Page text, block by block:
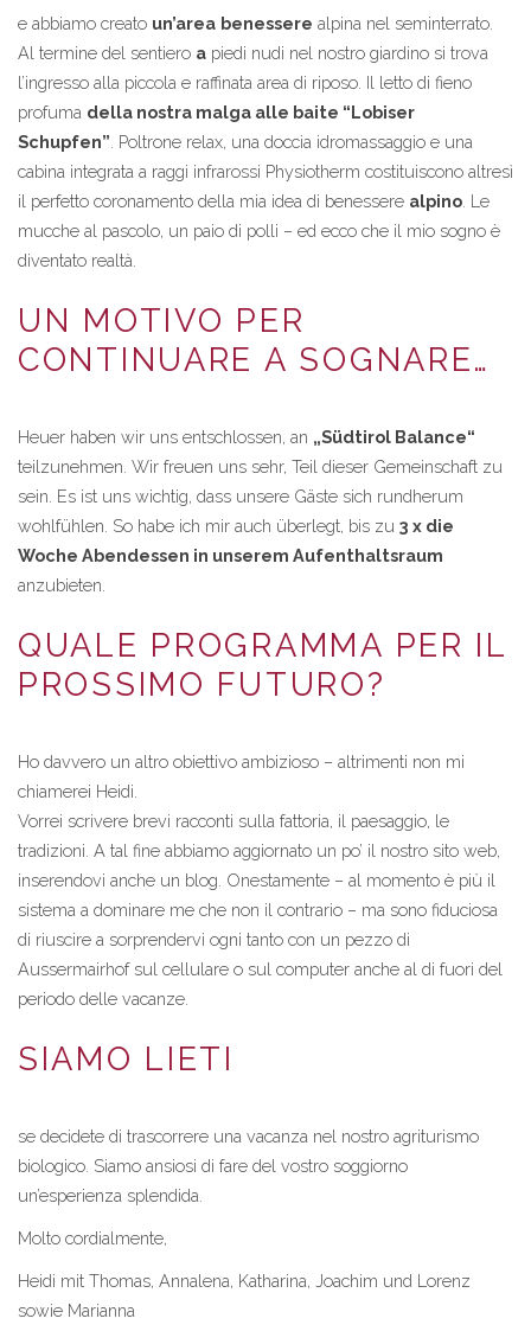
e abbiamo creato un’area benessere alpina nel seminterrato.
Al termine del sentiero a piedi nudi nel nostro giardino si trova
l’ingresso alla piccola e raffinata area di riposo. Il letto di fieno
profuma della nostra malga alle baite “Lobiser
Schupfen” . Poltrone relax, una doccia idromassaggio e una
cabina integrata a raggi infrarossi Physiotherm costituiscono altresì
il perfetto coronamento della mia idea di benessere alpino . Le
mucche al pascolo, un paio di polli – ed ecco che il mio sogno è
diventato realtà.
UN MOTIVO PER
CONTINUARE A SOGNARE…
Heuer haben wir uns entschlossen, an „Südtirol Balance“
teilzunehmen. Wir freuen uns sehr, Teil dieser Gemeinschaft zu
sein. Es ist uns wichtig, dass unsere Gäste sich rundherum
wohlfühlen. So habe ich mir auch überlegt, bis zu 3 x die
Woche Abendessen in unserem Aufenthaltsraum
anzubieten.
QUALE PROGRAMMA PER IL
PROSSIMO FUTURO?
Ho davvero un altro obiettivo ambizioso – altrimenti non mi
chiamerei Heidi.
Vorrei scrivere brevi racconti sulla fattoria, il paesaggio, le
tradizioni. A tal fine abbiamo aggiornato un po’ il nostro sito web,
inserendovi anche un blog. Onestamente – al momento è più il
sistema a dominare me che non il contrario – ma sono fiduciosa
di riuscire a sorprendervi ogni tanto con un pezzo di
Aussermairhof sul cellulare o sul computer anche al di fuori del
periodo delle vacanze.
SIAMO LIETI
se decidete di trascorrere una vacanza nel nostro agriturismo
biologico. Siamo ansiosi di fare del vostro soggiorno
un’esperienza splendida.
Molto cordialmente,
Heidi mit Thomas, Annalena, Katharina, Joachim und Lorenz
sowie Marianna